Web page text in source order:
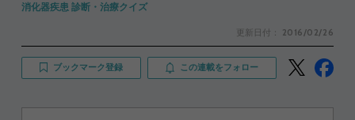
消化器疾患 診断・治療クイズ
更新日付： 2016/02/26
ブックマーク登録 この連載をフォロー